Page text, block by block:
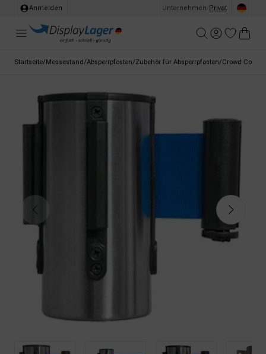
Anmelden Unternehmen Privat
Startseite/Messestand/Absperrpfosten/Zubehör für Absperrpfosten/Crowd